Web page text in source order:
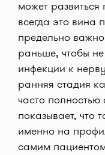
может
всегда это вина
предельно
раньше, чтобы
инфекции к
ранняя стадия
часто
показывает, что
именно на
самим